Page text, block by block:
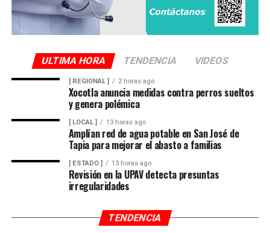
ULTIMA HORA TENDENCIA VIDEOS
[ REGIONAL ] 2 horas ago
Xocotla anuncia medidas contra perros sueltos
y genera polémica
[ LOCAL ] 13 horas ago
Amplían red de agua potable en San José de
Tapia para mejorar el abasto a familias
[ ESTADO ] 13 horas ago
Revisión en la UPAV detecta presuntas
irregularidades
TENDENCIA